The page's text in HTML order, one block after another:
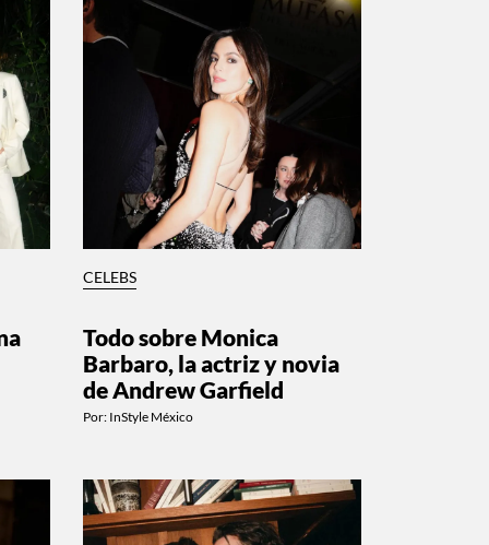
CELEBS
Todo sobre Monica
Barbaro, la actriz y novia
de Andrew Garfield
Por: InStyle México